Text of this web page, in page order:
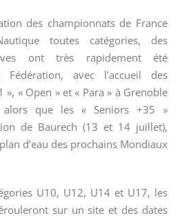
des championnats de France
toutes catégories, des
ont très rapidement été
avec l’accueil des
», « Open » et « Para » à Grenoble
que les « Seniors +35 »
de Baurech (13 et 14 juillet),
d’eau des prochains Mondiaux
U10, U12, U14 et U17, les
sur un site et des dates